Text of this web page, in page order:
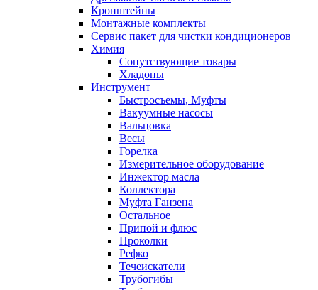
Кронштейны
Монтажные комплекты
Сервис пакет для чистки кондиционеров
Химия
Сопутствующие товары
Хладоны
Инструмент
Быстросъемы, Муфты
Вакуумные насосы
Вальцовка
Весы
Горелка
Измерительное оборудование
Инжектор масла
Коллектора
Муфта Ганзена
Остальное
Припой и флюс
Проколки
Рефко
Течеискатели
Трубогибы